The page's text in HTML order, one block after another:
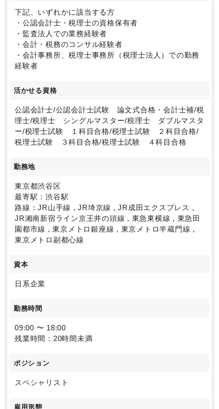
下記、いずれかに該当する方
・公認会計士・税理士の資格保有者
・監査法人での業務経験者
・会計・税務のコンサル経験者
・会計事務所、税理士事務所（税理士法人）での勤務
経験者
活かせる資格
公認会計士/公認会計士試験 論文式合格・会計士補/税
理士/税理士 シングルマスター/税理士 ダブルマスタ
ー/税理士試験 １科目合格/税理士試験 ２科目合格/
税理士試験 ３科目合格/税理士試験 ４科目合格
勤務地
東京都渋谷区
最寄駅：渋谷駅
路線：JR山手線 , JR埼京線 , JR成田エクスプレス ,
JR湘南新宿ライン京王井の頭線 , 東急東横線 , 東急田
園都市線 , 東京メトロ銀座線 , 東京メトロ半蔵門線 ,
東京メトロ副都心線
資本
日系企業
勤務時間
09:00 〜 18:00
残業時間：20時間未満
ポジション
スペシャリスト
雇用形態